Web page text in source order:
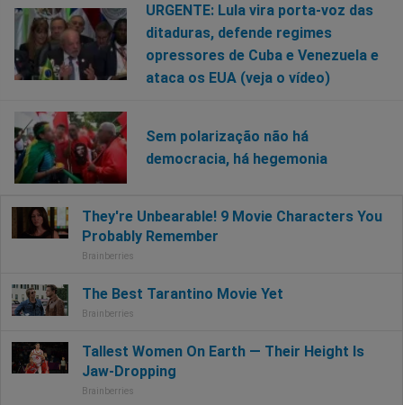
URGENTE: Lula vira porta-voz das
ditaduras, defende regimes
opressores de Cuba e Venezuela e
ataca os EUA (veja o vídeo)
Sem polarização não há
democracia, há hegemonia